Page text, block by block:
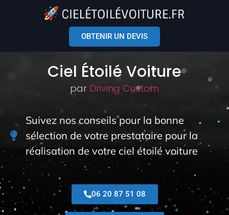
OBTENIR UN DEVIS
Ciel Étoilé Voiture
par Driving Custom
Suivez nos conseils pour la bonne
sélection de votre prestataire pour la
réalisation de votre ciel étoilé voiture
06 20 87 51 08